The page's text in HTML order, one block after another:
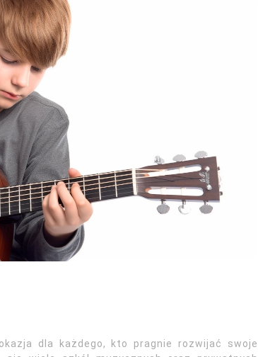
dla każdego, kto pragnie rozwijać swoje